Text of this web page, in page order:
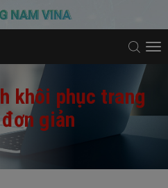
khôi phục trang
giản